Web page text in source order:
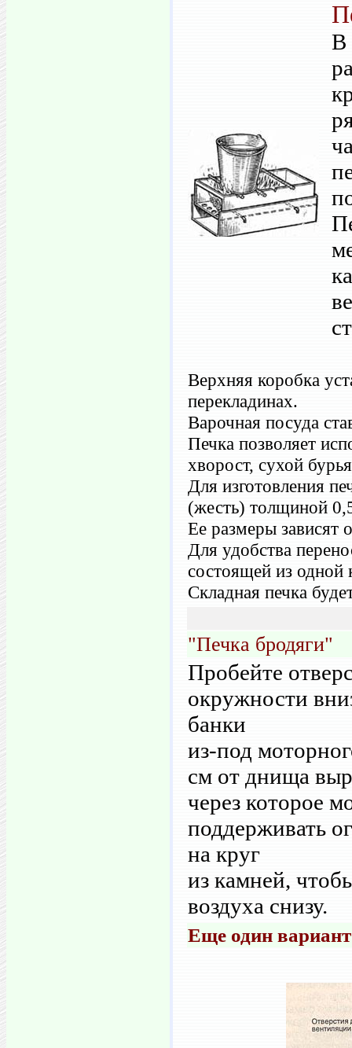
В
Верхняя коробка
перекладинах.
Варочная посуда
Печка позволяет
хворост, сухой
Для изготовления
(жесть) толщиной
Ее размеры зависят
Для удобства
состоящей из одной
Складная печка
"Печка бродяги"
Пробейте
окружности
банки
из-под
см от днища
через которое
поддерживать
на круг
из камней,
воздуха снизу.
Еще один